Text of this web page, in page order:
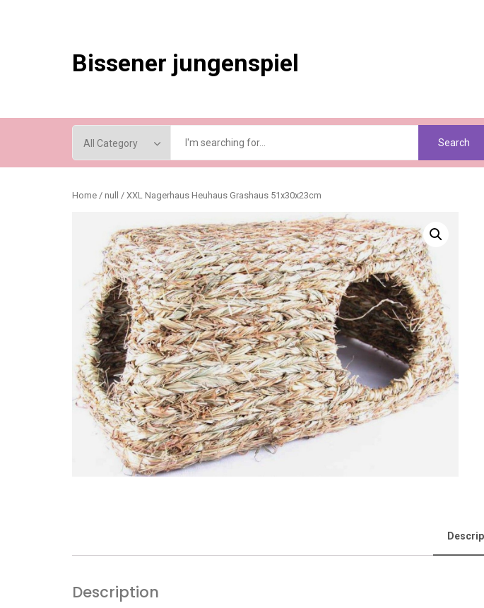
Bissener jungenspiel
Search
Home / null / XXL Nagerhaus Heuhaus Grashaus 51x30x23cm
Description